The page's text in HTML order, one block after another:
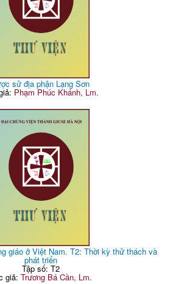
sử địa phận Lạng Sơn
Phạm Phúc Khánh, Lm.
giáo ở Việt Nam. T2: Thời kỳ thử thách và
phát triển
Tập số: T2
giả: Trương Bá Cần, Lm.